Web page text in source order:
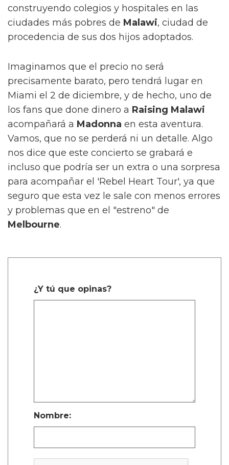
construyendo colegios y hospitales en las
ciudades más pobres de Malawi, ciudad de
procedencia de sus dos hijos adoptados.
Imaginamos que el precio no será
precisamente barato, pero tendrá lugar en
Miami el 2 de diciembre, y de hecho, uno de
los fans que done dinero a Raising Malawi
acompañará a Madonna en esta aventura.
Vamos, que no se perderá ni un detalle. Algo
nos dice que este concierto se grabará e
incluso que podría ser un extra o una sorpresa
para acompañar el 'Rebel Heart Tour', ya que
seguro que esta vez le sale con menos errores
y problemas que en el "estreno" de
Melbourne.
¿Y tú que opinas?
Nombre: